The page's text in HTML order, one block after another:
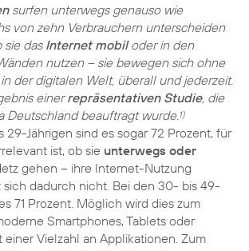
surfen unterwegs genauso wie
von zehn Verbrauchern unterscheiden
sie das Internet mobiloder in den
nutzen – sie bewegen sich ohne
der digitalen Welt, überall und jederzeit.
einerrepräsentativen Studie, die
Deutschland beauftragt wurde. 1)
29-Jährigen sind es sogar 72 Prozent, für
ist, ob sie unterwegs oder
gehen – ihre Internet-Nutzung
dadurch nicht. Bei den 30- bis 49-
71 Prozent. Möglich wird dies zum
Smartphones, Tablets oder
einer Vielzahl an Applikationen. Zum